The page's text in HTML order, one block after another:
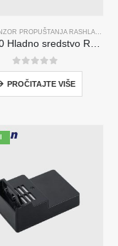
R454B SENZOR PROPUŠTANJA RASHLADNOG SREDSTVA
ZRT510 Hladno sredstvo R454B senzorski modul-senzor rashladnog sredstva visokih performansi
0od 5
PROČITAJTE VIŠE